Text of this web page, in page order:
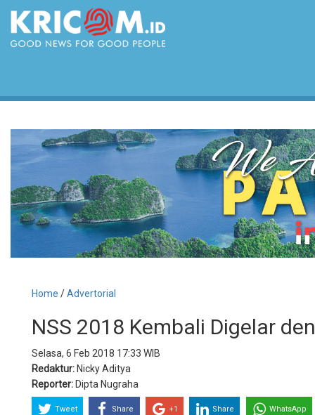
Home /Advertorial
NSS 2018 Kembali Digelar
Selasa, 6 Feb 2018 17:33 WIB
Redaktur: Nicky Aditya
Reporter: Dipta Nugraha
Tweet Share +1 Share WhatsApp